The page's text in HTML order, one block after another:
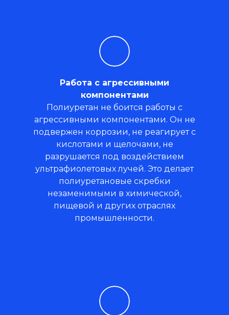
Работа с агрессивными
компонентами
Полиуретан не боится работы с
агрессивными компонентами. Он не
подвержен коррозии, не реагирует с
кислотами и щелочами, не
разрушается под воздействием
ультрафиолетовых лучей. Это делает
полиуретановые скребки
незаменимыми в химической,
пищевой и других отраслях
промышленности.